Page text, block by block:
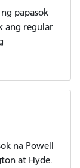
papasok
ang regular
na Powell
at Hyde.